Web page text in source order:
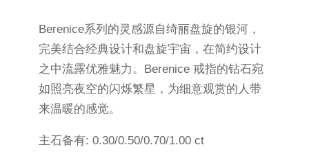
Berenice系列的灵感源自绮丽盘旋的银河，
完美结合经典设计和盘旋宇宙，在简约设计
之中流露优雅魅力。Berenice 戒指的钻石宛
如照亮夜空的闪烁繁星，为细意观赏的人带
来温暖的感觉。
主石备有: 0.30/0.50/0.70/1.00 ct